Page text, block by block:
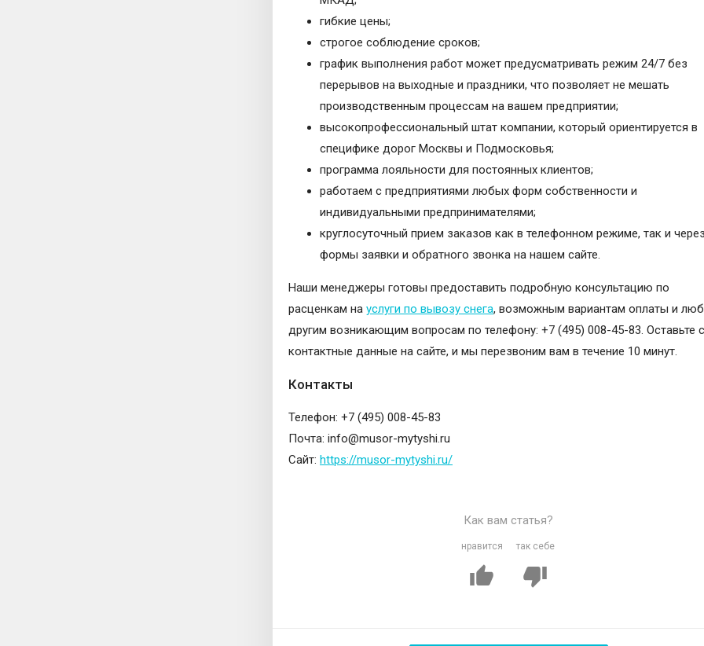
гибкие цены;
строгое соблюдение сроков;
график выполнения работ может предусматривать режим 24/7 без
перерывов на выходные и праздники, что позволяет не мешать
производственным процессам на вашем предприятии;
высокопрофессиональный штат компании, который ориентируется в
специфике дорог Москвы и Подмосковья;
программа лояльности для постоянных клиентов;
работаем с предприятиями любых форм собственности и
индивидуальными предпринимателями;
круглосуточный прием заказов как в телефонном режиме, так и
формы заявки и обратного звонка на нашем сайте.
Наши менеджеры готовы предоставить подробную консультацию по
расценкам на услуги по вывозу снега, возможным вариантам оплаты и
другим возникающим вопросам по телефону: +7 (495) 008-45-83. Оставьте
контактные данные на сайте, и мы перезвоним вам в течение 10 минут.
Контакты
Телефон: +7 (495) 008-45-83
Почта: info@musor-mytyshi.ru
Сайт: https://musor-mytyshi.ru/
Как вам статья?
нравится так себе